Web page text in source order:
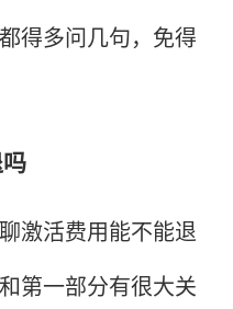
得多问几句，免得
活费用能不能退
第一部分有很大关